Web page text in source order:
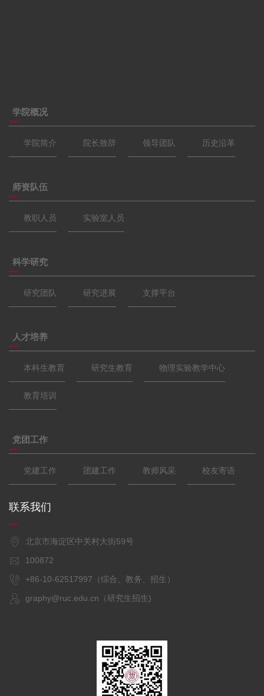
学院概况
学院简介 院长致辞 领导团队 历史沿革
师资队伍
教职人员 实验室人员
科学研究
研究团队 研究进展 支撑平台
人才培养
本科生教育 研究生教育 物理实验教学中心
教育培训
党团工作
党建工作 团建工作 教师风采 校友寄语
联系我们
北京市海淀区中关村大街59号
100872
+86-10-62517997（综合、教务、招生）
graphy@ruc.edu.cn（研究生招生)